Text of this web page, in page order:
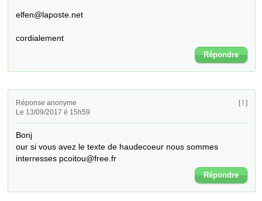
elfen@laposte.net
cordialement
Répondre
Réponse anonyme
Le 13/09/2017 é 15h59
[ ! ]
Bonj
our si vous avez le texte de haudecoeur nous sommes
interresses pcoitou@free.fr
Répondre